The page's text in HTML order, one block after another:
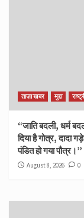
ताज़ा खबर मुद्दा
“जाति बदली, धर्म
दिया है गोत्र, दादा
पंडित हो गया पौत्र।”
August 8, 2026 0